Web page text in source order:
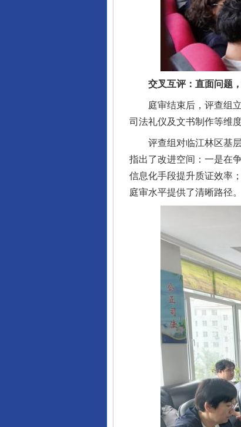
交叉互评：直面问题，
庭审结束后，评查组立
司法礼仪及文书制作等维
评查组对临江林区基层
指出了改进空间：一是在
信息化手段提升质证效率
庭审水平提供了清晰路径。